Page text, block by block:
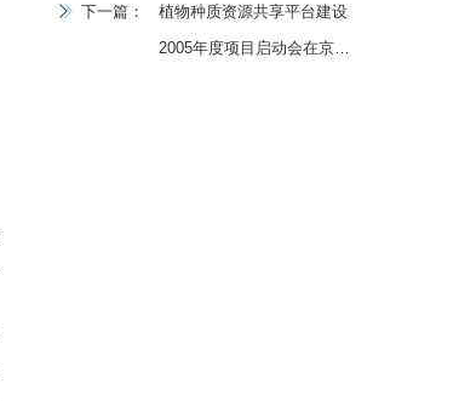
下一篇：
植物种质资源共享平台建设
2005年度项目启动会在京召